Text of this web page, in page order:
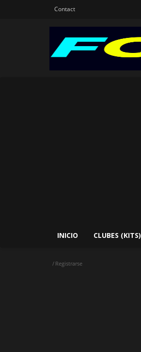
Contact
INICIO CLUBES (KITS)
Registrarse